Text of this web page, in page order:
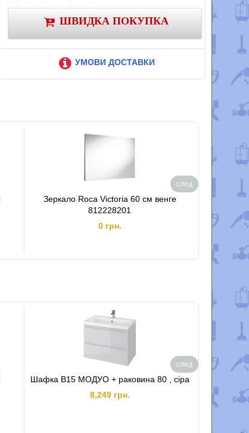
ШВИДКА ПОКУПКА
УМОВИ ДОСТАВКИ
Зеркало Roca Victoria 60 см венге
812228201
0 грн.
след
Шафка B15 МОДУО + раковина 80 , сіра
8,249 грн.
след